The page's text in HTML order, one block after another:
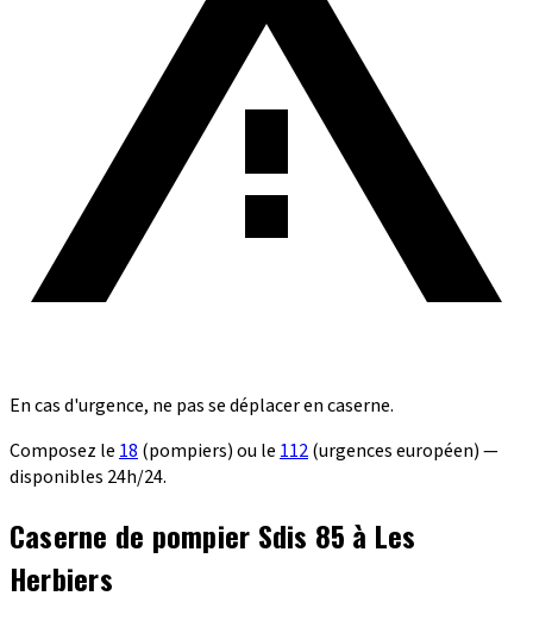
En cas d'urgence, ne pas se déplacer en caserne.
Composez le 18 (pompiers) ou le 112(urgences européen) —
disponibles 24h/24.
Caserne de pompier Sdis 85 à Les
Herbiers